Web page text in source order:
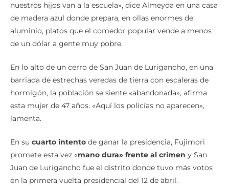
nuestros hijos van a la escuela», dice Almeyda en una casa
de madera azul donde prepara, en ollas enormes de
aluminio, platos que el comedor popular vende a menos
de un dólar a gente muy pobre.
En lo alto de un cerro de San Juan de Lurigancho, en una
barriada de estrechas veredas de tierra con escaleras de
hormigón, la población se siente «abandonada», afirma
esta mujer de 47 años. «Aquí los policías no aparecen»,
lamenta.
En su cuarto intento de ganar la presidencia, Fujimori
promete esta vez «mano dura» frente al crimen y San
Juan de Lurigancho fue el distrito donde tuvo más votos
en la primera vuelta presidencial del 12 de abril.